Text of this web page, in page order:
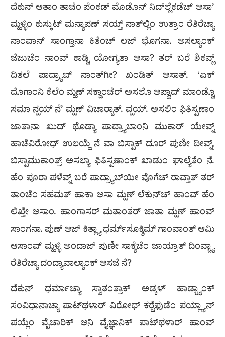
ದೆಕುನ್ ಆತಾಂ ತಾಚೆಂ ಪೆಂಕಡ್ ಮೊಡೊನ್ ನಿದ್‌ಲ್ಲೆಕಡೆಚ್ ಆಸಾ’
ಮ್ಹಳ್ಳಿಂ ಕುಸ್ಕುಟ್ ಮನ್ಶಾಪಣ್ ಸಯ್ತ್ ನಾತ್‌ಲ್ಲಿಂ ಉತ್ರಾಂ ರೆತಿರೆಚ್ಯಾ
ನಾಂವಾನ್ ಸಾಂಗ್ತಾನಾ ಕಿತೆಂಚ್ ಲಜ್ ಭೊಗನಾ. ಅಸಲ್ಯಾಂಕ್
ಜೆಜುಚೆಂ ನಾಂವ್ ಕಾಡ್ಚಿ ಯೋಗ್ಯತಾ ಆಸಾ? ತರ್ ಬರೆ ಶಿಕವ್ಣ್
ದಿತಲೆ ಪಾದ್ರ್ಯಾಬ್ ನಾಂತ್‌ಗೀ? ಖಂಡಿತ್ ಆಸಾತ್. ‘ಏಕ್
ದೊಗಾಂನಿ ಕೆಲೆಂ ಮ್ಹಣ್ ಸಕ್ಡಾಂಚೆರ್ ಅಸಲೊ ಆಪ್ವಾದ್ ಮಾಂಡ್ಚೊ
ಸಮಾ ನ್ಹಯ್ ನೆ’ ಮ್ಹಣ್ ವಿಚಾರ‍್ಶಾತ್. ವ್ಹಯ್. ಅಸಲಿಂ ಫಿತಿಸ್ಪಣಾಂ
ಜಾತಾನಾ ಖುದ್ ಥೊಡ್ಯಾ ಪಾದ್ರ್ಯಾಬಾಂನಿ ಮುಕಾರ್ ಯೇವ್ನ್
ಹಾಚೆವಿರೋಧ್ ಉಲಯ್ಜೆ ನೆ ವಾ ಬಿಸ್ಪಾಕ್ ದೂರ್ ಪುಣೀ ದೀವ್ನ್,
ಬಿಸ್ಪಾಮುಕಾಂತ್ರ್ ಅಸಲ್ಯಾ ಫಿತಿಸ್ಪಣಾಂಕ್ ಖಾಡುಂ ಘಾಲ್ಯೆತೆಂ ನೆ.
ಹೆಂ ಪೂರಾ ಪಳೆವ್ನ್ ಬರೆ ಪಾದ್ರ್ಯಾಬ್‌ಯೀ ವೊಗೆಚ್ ರಾವ್ತಾತ್ ತರ್
ತಾಂಚೆಂ ಸಹಮತ್ ಹಾಕಾ ಆಸಾ ಮ್ಹಣ್ ಲೆಕುನ್‌ಚ್ ಹಾಂವ್ ಹೆಂ
ಲಿಖ್ತೇ ಆಸಾಂ. ಹಾಂಗಾಸರ್ ಮತಾಂತರ್ ಜಾತಾ ಮ್ಹಣ್ ಹಾಂವ್
ಸಾಂಗನಾ. ಪುಣ್ ಆಜ್ ಕಿತ್ಲ್ಯಾ ಧರ್ಮ್‌ಸೂಕ್ಶಿಮ್ ಗಾಂವಾಂತ್ ಆಮಿ
ಆಸಾಂವ್ ಮ್ಹಳ್ಳಿ ಅಂದಾಜ್ ಪುಣೀ ಸಾಕ್ಶೆಚೆಂ ಜಾಯ್ರಾತ್ ದಿಂವ್ಚ್ಯಾ
ರೆತಿರೆಚ್ಯಾ ದಂದ್ಯಾವಾಲ್ಯಾಂಕ್ ಆಸಜೆ ನೆ?
ದೆಕುನ್ ಧರ್ಮಾಚ್ಯಾ ಸ್ವಾತಂತ್ರಾಕ್ ಅಡ್ಕಳ್ ಹಾಡ್ಚ್ಯಾಂಕ್
ಸಂವಿಧಾನಾಚ್ಯಾ ಪಾಟ್‌ಥಳಾರ್ ವಿರೋಧ್ ಕರ‍್ಚೆಫುಡೆಂ ಪಯ್ಲ್ಯಾನ್
ಪಯ್ಲೆಂ ವೈಚಾರಿಕ್ ಆನಿ ವೈಜ್ಞಾನಿಕ್ ಪಾಟ್‌ಥಳಾರ್ ಹಾಂವ್